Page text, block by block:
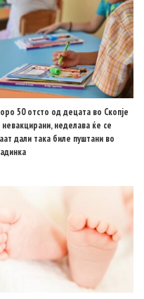
50 отсто од децата во Скопје
невакцирани, неделава ќе се
дали така биле пуштани во